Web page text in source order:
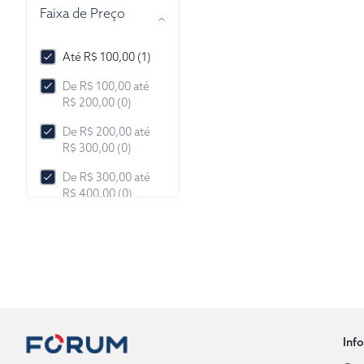
Faixa de Preço
Até R$ 100,00 (1)
De R$ 100,00 até
R$ 200,00 (0)
De R$ 200,00 até
R$ 300,00 (0)
De R$ 300,00 até
R$ 400,00 (0)